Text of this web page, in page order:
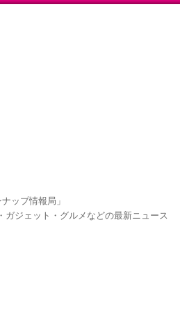
ップ情報局」
ガジェット・グルメなどの最新ニュース